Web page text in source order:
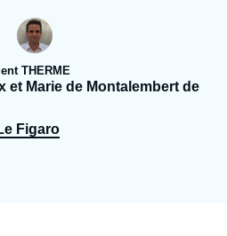
Se connecter
THERME
et Marie de Montalembert de
Figaro